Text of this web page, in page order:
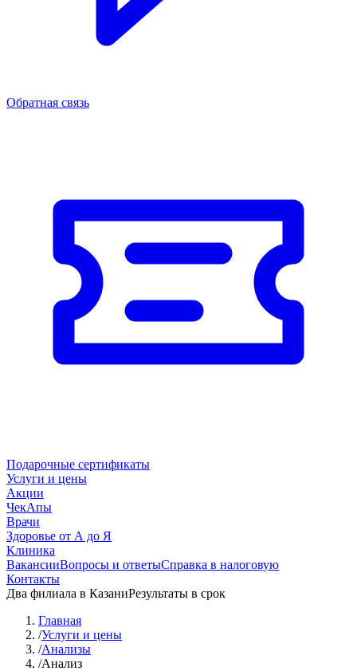
Обратная связь
Подарочные сертификаты
Услуги и цены
Акции
ЧекАпы
Врачи
Здоровье от А до Я
Клиника
ВакансииВопросы и ответыСправка в налоговую
Контакты
Два филиала в КазаниРезультаты в срок
Главная
/Услуги и цены
/Анализы
/Анализ